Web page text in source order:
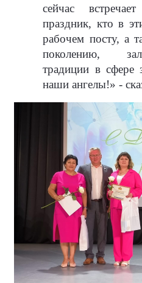
сейчас
праздник, кто в
рабочем посту, а
поколению,
традиции в сфере
наши ангелы!» -